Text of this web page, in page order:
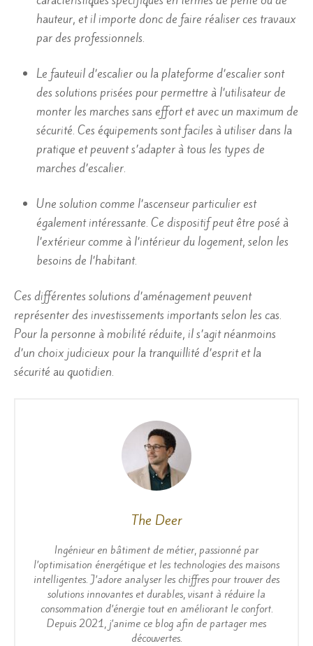
hauteur, et il importe donc de faire réaliser ces travaux
par des professionnels.
Le fauteuil d’escalier ou la plateforme d’escalier sont
des solutions prisées pour permettre à l’utilisateur de
monter les marches sans effort et avec un maximum de
sécurité. Ces équipements sont faciles à utiliser dans la
pratique et peuvent s’adapter à tous les types de
marches d’escalier.
Une solution comme l’ascenseur particulier est
également intéressante. Ce dispositif peut être posé à
l’extérieur comme à l’intérieur du logement, selon les
besoins de l’habitant.
Ces différentes solutions d’aménagement peuvent
représenter des investissements importants selon les cas.
Pour la personne à mobilité réduite, il s’agit néanmoins
d’un choix judicieux pour la tranquillité d’esprit et la
sécurité au quotidien.
The Deer
Ingénieur en bâtiment de métier, passionné par
l’optimisation énergétique et les technologies des maisons
intelligentes. J’adore analyser les chiffres pour trouver des
solutions innovantes et durables, visant à réduire la
consommation d’énergie tout en améliorant le confort.
Depuis 2021, j’anime ce blog afin de partager mes
découvertes.